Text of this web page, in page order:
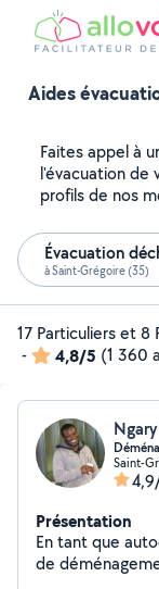
Aides
Faites appel à
l'évacuation de
profils de nos
Évacuation
à Saint-Grégoire (35)
17 Particuliers et
-
4,8/5 (1 360
Saint-
Présentation
En tant que
de déménagement ou